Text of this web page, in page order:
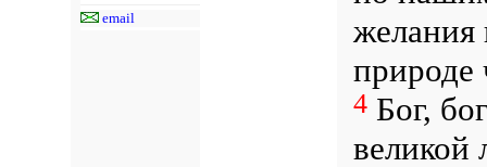
email
природе
4Бог,
великой